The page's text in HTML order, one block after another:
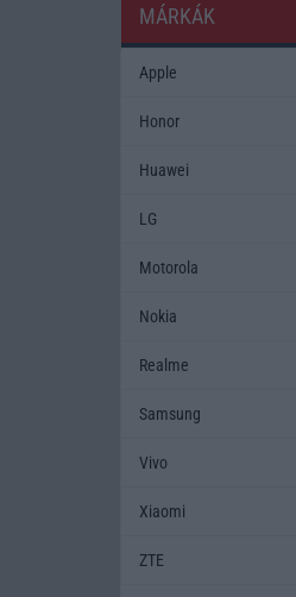
MÁRKÁK
Apple
Honor
Huawei
LG
Motorola
Nokia
Realme
Samsung
Vivo
Xiaomi
ZTE